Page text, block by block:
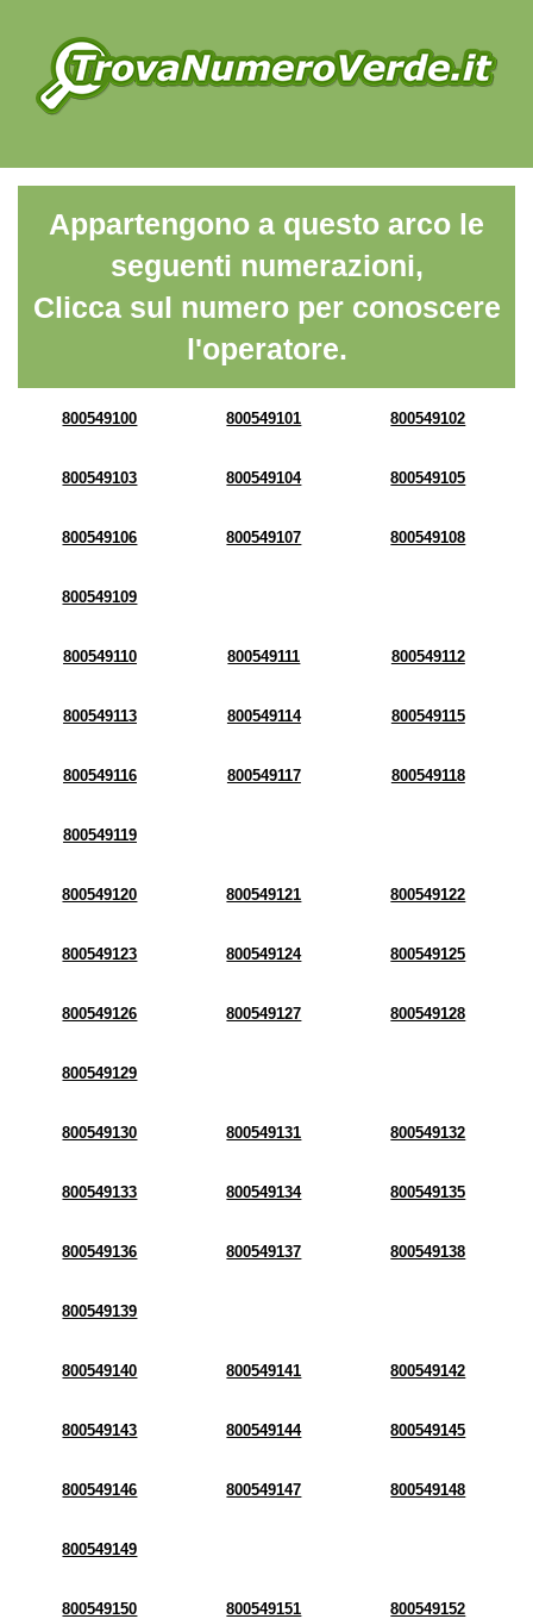
Appartengono a questo arco le
seguenti numerazioni,
Clicca sul numero per conoscere
l'operatore.
800549100 800549101 800549102
800549103 800549104 800549105
800549106 800549107 800549108
800549109
800549110 800549111 800549112
800549113 800549114 800549115
800549116 800549117 800549118
800549119
800549120 800549121 800549122
800549123 800549124 800549125
800549126 800549127 800549128
800549129
800549130 800549131 800549132
800549133 800549134 800549135
800549136 800549137 800549138
800549139
800549140 800549141 800549142
800549143 800549144 800549145
800549146 800549147 800549148
800549149
800549150 800549151 800549152